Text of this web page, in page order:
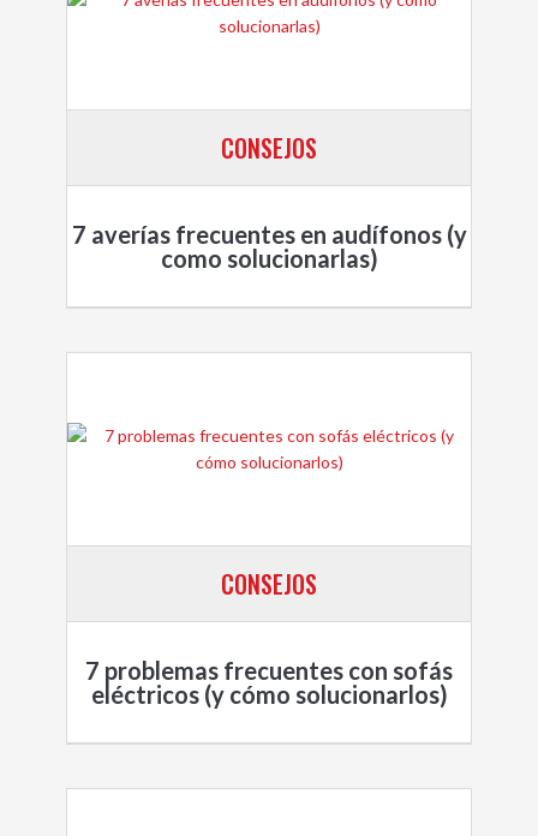
CONSEJOS
7 averías frecuentes en audífonos (y
como solucionarlas)
CONSEJOS
7 problemas frecuentes con sofás
eléctricos (y cómo solucionarlos)